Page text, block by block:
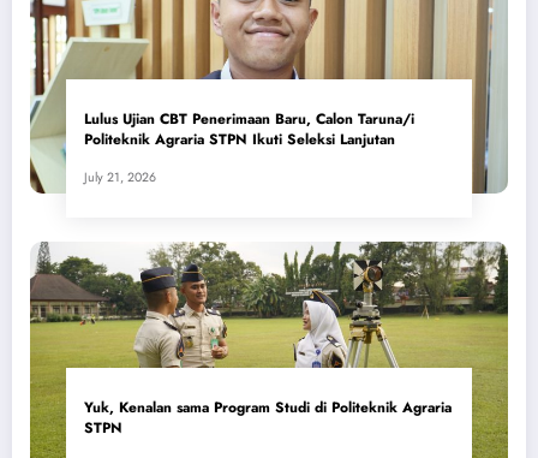
Lulus Ujian CBT Penerimaan Baru, Calon Taruna/i
Politeknik Agraria STPN Ikuti Seleksi Lanjutan
July 21, 2026
Yuk, Kenalan sama Program Studi di Politeknik Agraria
STPN